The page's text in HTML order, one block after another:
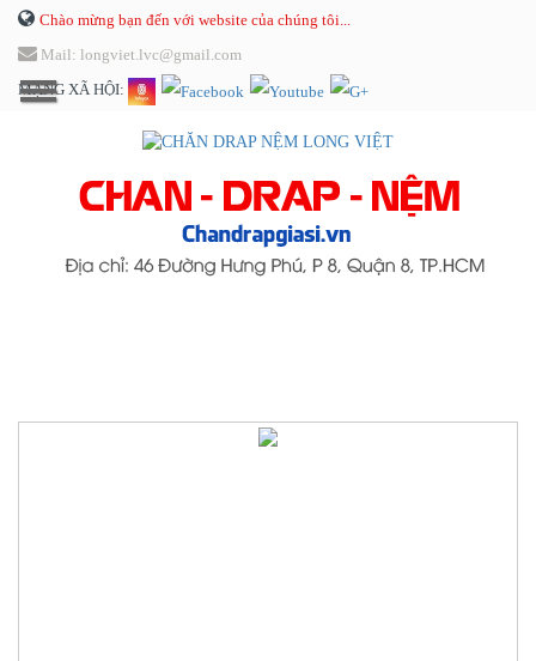
Chào mừng bạn đến với website của chúng tôi...
Mail: longviet.lvc@gmail.com
MẠNG XÃ HỘI: